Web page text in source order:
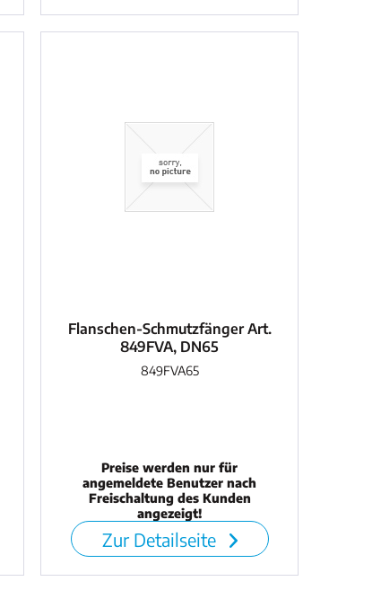
Flanschen-Schmutzfänger Art.
849FVA, DN65
849FVA65
Preise werden nur für
angemeldete Benutzer nach
Freischaltung des Kunden
angezeigt!
Zur Detailseite